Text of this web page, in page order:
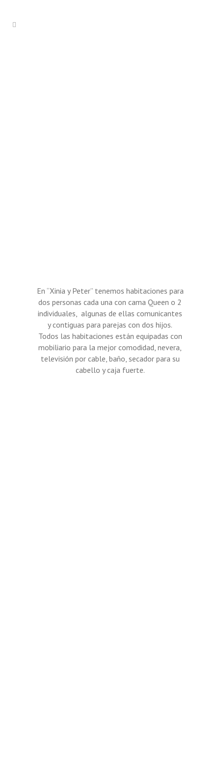
En “Xinia y Peter” tenemos habitaciones para
dos personas cada una con cama Queen o 2
individuales, algunas de ellas comunicantes
y contiguas para parejas con dos hijos.
Todos las habitaciones están equipadas con
mobiliario para la mejor comodidad, nevera,
televisión por cable, baño, secador para su
cabello y caja fuerte.